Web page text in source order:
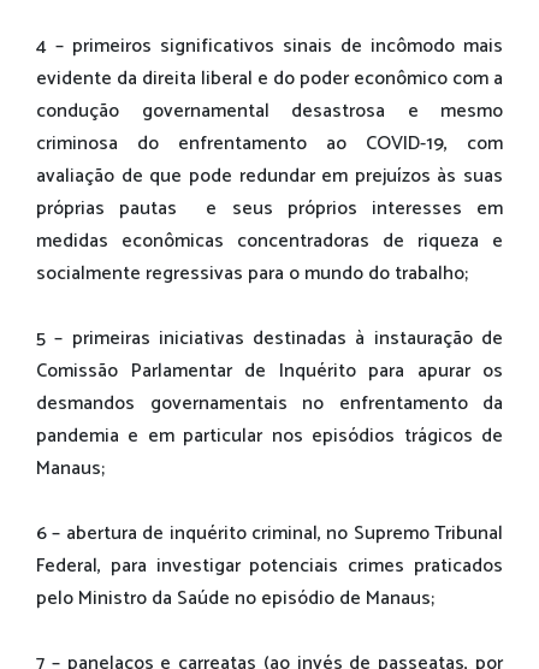
4 – primeiros significativos sinais de incômodo mais
evidente da direita liberal e do poder econômico com a
condução governamental desastrosa e mesmo
criminosa do enfrentamento ao COVID-19, com
avaliação de que pode redundar em prejuízos às suas
próprias pautas e seus próprios interesses em
medidas econômicas concentradoras de riqueza e
socialmente regressivas para o mundo do trabalho;
5 – primeiras iniciativas destinadas à instauração de
Comissão Parlamentar de Inquérito para apurar os
desmandos governamentais no enfrentamento da
pandemia e em particular nos episódios trágicos de
Manaus;
6 – abertura de inquérito criminal, no Supremo Tribunal
Federal, para investigar potenciais crimes praticados
pelo Ministro da Saúde no episódio de Manaus;